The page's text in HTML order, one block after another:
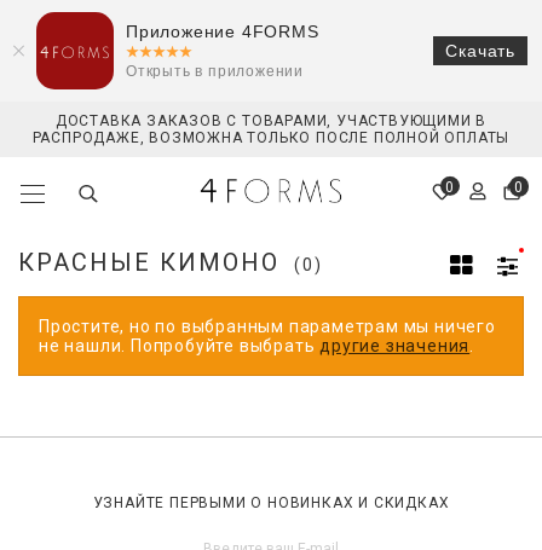
ДОСТАВКА ЗАКАЗОВ С ТОВАРАМИ, УЧАСТВУЮЩИМИ В
РАСПРОДАЖЕ, ВОЗМОЖНА ТОЛЬКО ПОСЛЕ ПОЛНОЙ ОПЛАТЫ
0 0
КРАСНЫЕ КИМОНО (0)
Простите, но по выбранным параметрам мы ничего
не нашли. Попробуйте выбрать другие значения
УЗНАЙТЕ ПЕРВЫМИ О НОВИНКАХ И СКИДКАХ
Приложение 4FORMS
Открыть в приложении
Скачать